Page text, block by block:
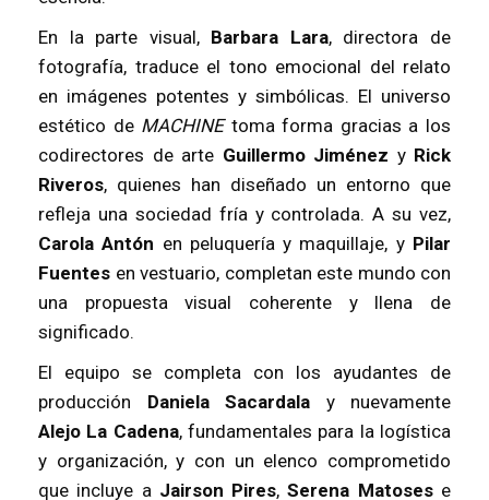
En la parte visual, Barbara Lara, directora de
fotografía, traduce el tono emocional del relato
en imágenes potentes y simbólicas. El universo
estético de MACHINEtoma forma gracias a los
codirectores de arte Guillermo Jiménez y Rick
Riveros, quienes han diseñado un entorno que
refleja una sociedad fría y controlada. A su vez,
Carola Antón en peluquería y maquillaje, y Pilar
Fuentes en vestuario, completan este mundo con
una propuesta visual coherente y llena de
significado.
El equipo se completa con los ayudantes de
producción Daniela Sacardala y nuevamente
Alejo La Cadena, fundamentales para la logística
y organización, y con un elenco comprometido
que incluye a Jairson Pires,Serena Matosese